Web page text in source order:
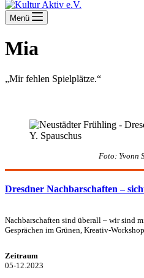
Menü
Mia
„Mir fehlen Spielplätze.“
Foto: Yvonn
Dresdner Nachbarschaften –
Nachbarschaften sind überall – wir sind
Gesprächen im Grünen, Kreativ-
Zeitraum
05-12.2023